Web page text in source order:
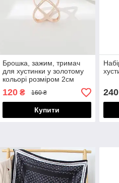
Брошка, зажим, тримач
для хустинки у золотому
кольорі розміром 2см
100102
120₴ 160 ₴
Купити
240